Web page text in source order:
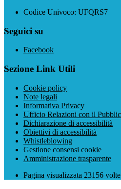
Codice Univoco: UFQRS7
Seguici su
Facebook
Sezione Link Utili
Cookie policy
Note legali
Informativa Privacy
Ufficio Relazioni con il
Dichiarazione di accessibilità
Obiettivi di accessibilità
Whistleblowing
Gestione consensi cookie
Amministrazione trasparente
Pagina visualizzata 23156 volte